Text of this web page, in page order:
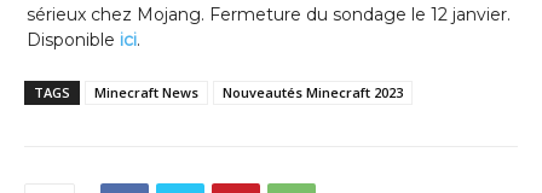
sérieux chez Mojang. Fermeture du sondage le 12 janvier.
Disponible ici.
TAGS Minecraft News Nouveautés Minecraft 2023